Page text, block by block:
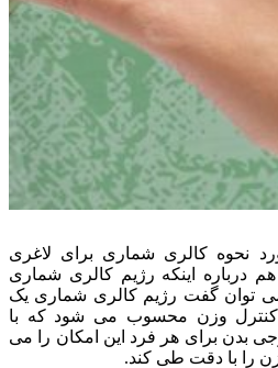
نحوه کالری شماری برای لاغری
اینکه رژیم کالری شماری
توان گفت رژیم کالری شماری یک
وزن محسوب می شود که با
بدن برای هر فرد این امکان را می
را با دقت طی کند.